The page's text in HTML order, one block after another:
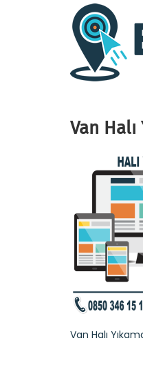
Van Halı
Van Halı